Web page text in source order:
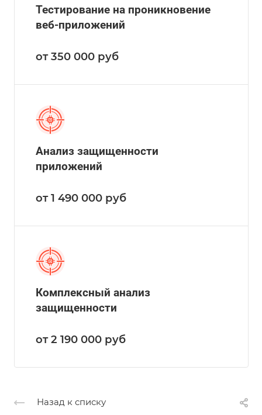
Тестирование на проникновение
веб-приложений
от 350 000 руб
Анализ защищенности
приложений
от 1 490 000 руб
Комплексный анализ
защищенности
от 2 190 000 руб
Назад к списку